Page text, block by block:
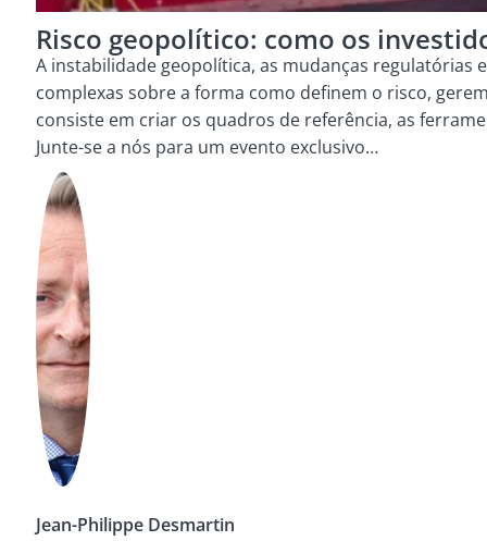
Risco geopolítico: como os
A instabilidade geopolítica, as mudanças regulatórias
complexas sobre a forma como definem o risco,
consiste em criar os quadros de referência, as
Junte-se a nós para um evento exclusivo…
Jean-Philippe Desmartin